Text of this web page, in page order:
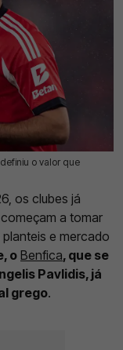
o valor que
os clubes já
a tomar
e mercado
o Benfica, que se
Pavlidis, já
grego.